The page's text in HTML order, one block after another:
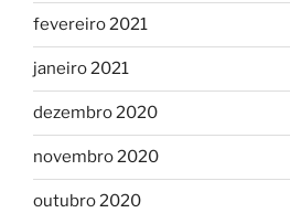
fevereiro 2021
janeiro 2021
dezembro 2020
novembro 2020
outubro 2020